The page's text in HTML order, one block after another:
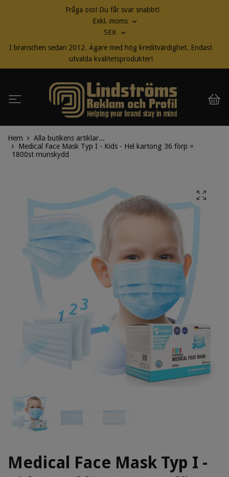
Fråga oss! Du får svar snabbt!
Exkl. moms
SEK
I branschen sedan 2012. Ägare med hög kreditvärdighet. Endast
utvalda kvalitetsprodukter!
Hem
Alla butikens artiklar...
Medical Face Mask Typ I - Kids - Hel kartong 36 förp =
1800st munskydd
Medical Face Mask Typ I -